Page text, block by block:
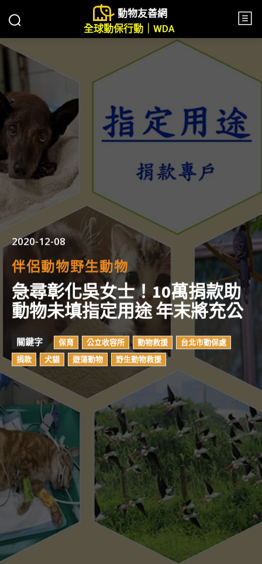
動物友善網
全球動保行動｜WDA
2020-12-08
伴侶動物野生動物
急尋彰化吳女士！10萬捐款助
動物未填指定用途 年末將充公
關鍵字 保育 公立收容所 動物救援
台北市動保處
捐款
犬貓 遊蕩動物 野生動物救援